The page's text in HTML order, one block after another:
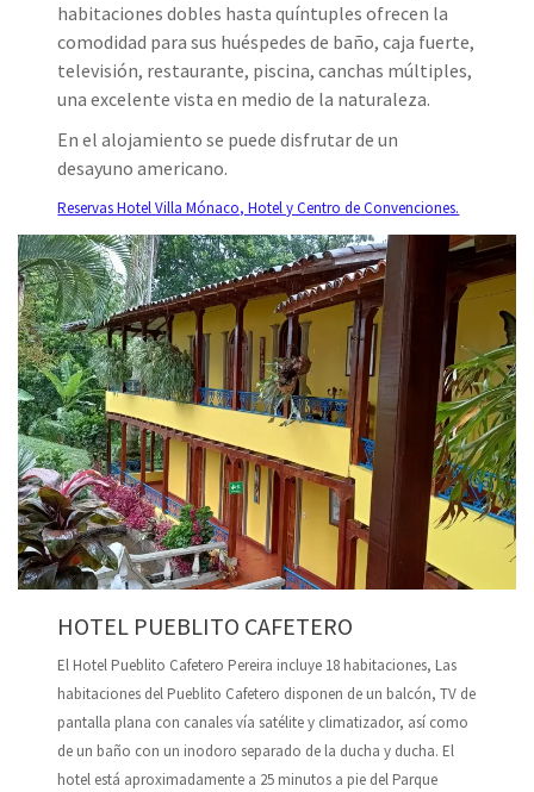
habitaciones dobles hasta quíntuples ofrecen la
comodidad para sus huéspedes de baño, caja fuerte,
televisión, restaurante, piscina, canchas múltiples,
una excelente vista en medio de la naturaleza.
En el alojamiento se puede disfrutar de un
desayuno americano.
Reservas Hotel Villa Mónaco, Hotel y Centro de Convenciones.
HOTEL PUEBLITO CAFETERO
El Hotel Pueblito Cafetero Pereira incluye 18 habitaciones, Las
habitaciones del Pueblito Cafetero disponen de un balcón, TV de
pantalla plana con canales vía satélite y climatizador, así como
de un baño con un inodoro separado de la ducha y ducha. El
hotel está aproximadamente a 25 minutos a pie del Parque